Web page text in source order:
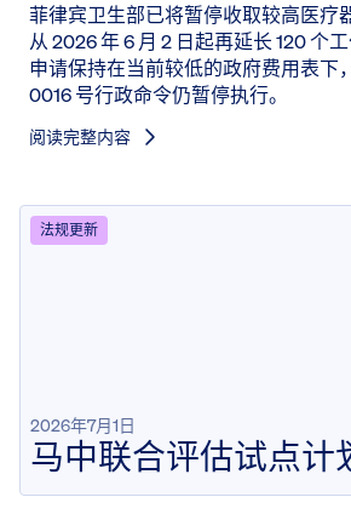
菲律宾卫生部已将暂停收取较高医疗
从 2026 年 6 月 2 日起再延长 120 个
申请保持在当前较低的政府费用表下
0016 号行政命令仍暂停执行。
阅读完整内容
法规更新
2026年7月1日
马中联合评估试点计